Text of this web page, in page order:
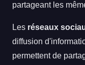
partageant les
Les réseaux
diffusion
permettent de